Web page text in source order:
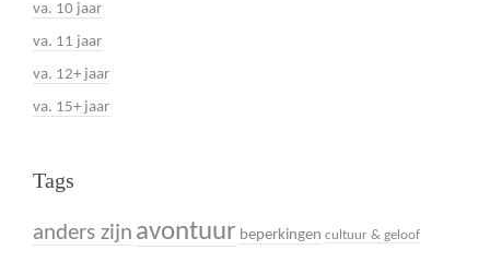
va. 10 jaar
va. 11 jaar
va. 12+ jaar
va. 15+ jaar
Tags
anders zijn avontuur beperkingen cultuur & geloof